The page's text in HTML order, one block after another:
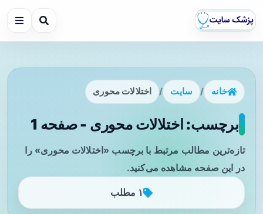
خانه / سایت / اختلالات محوری
برچسب: اختلالات محوری - صفحه 1
تازه‌ترین مطالب مرتبط با برچسب «اختلالات محوری» را
در این صفحه مشاهده می‌کنید.
۱ مطلب